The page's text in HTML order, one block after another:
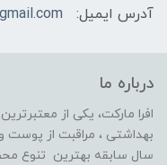
آدرس ایمیل:
درباره ما
افرا مارکت، یکی از
سال سابقه بهترین تنوع